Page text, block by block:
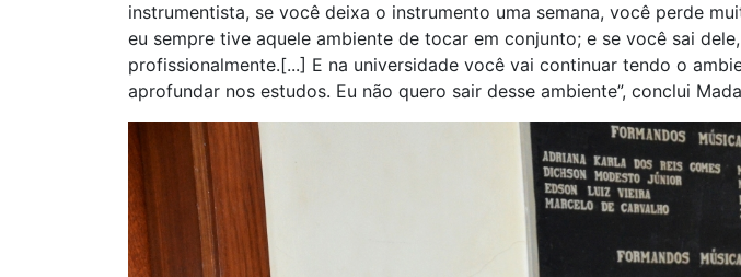
instrumentista, se você deixa o instrumento uma semana, você perde
eu sempre tive aquele ambiente de tocar em conjunto; e se você sai
profissionalmente.[...] E na universidade você vai continuar tendo o
aprofundar nos estudos. Eu não quero sair desse ambiente”, conclui